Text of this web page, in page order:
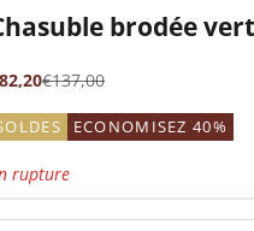
brodée
de vente
Prix normal
€137,00
ECONOMISEZ 40%
rupture